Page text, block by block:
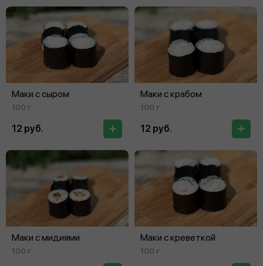
Маки с сыром
100 г
12 руб.
Маки с крабом
100 г
12 руб.
Маки с мидиями
100 г
Маки с креветкой
100 г